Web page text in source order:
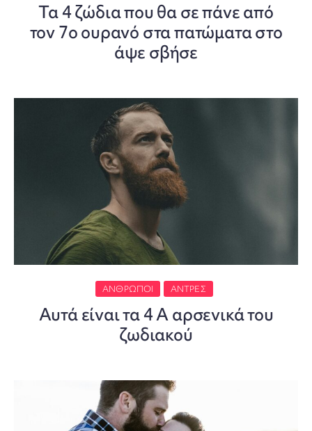
Τα 4 ζώδια που θα σε πάνε από
τον 7ο ουρανό στα πατώματα στο
άψε σβήσε
ΆΝΘΡΩΠΟΙ ΆΝΤΡΕΣ
Αυτά είναι τα 4 Α αρσενικά του
ζωδιακού